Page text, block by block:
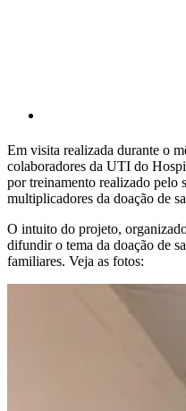
Em visita realizada durante o
colaboradores da UTI do
por treinamento realizado pelo
multiplicadores da doação de
O intuito do projeto,
difundir o tema da doação de
familiares. Veja as fotos: